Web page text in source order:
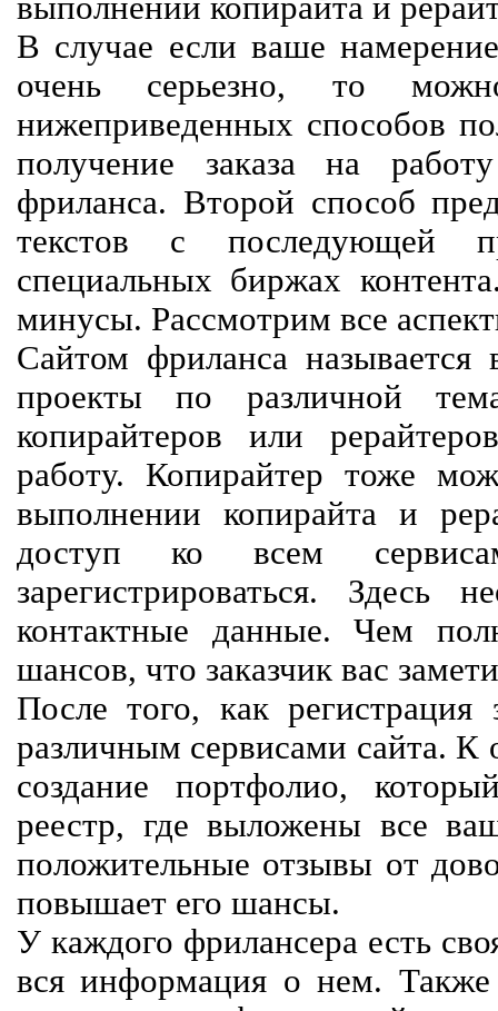
выполнении копирайта и
В случае если ваше
очень серьезно, то
нижеприведенных способов
получение заказа на
фриланса. Второй способ
текстов с последующей
специальных биржах
минусы. Рассмотрим все
Сайтом фриланса называется
проекты по различной
копирайтеров или
работу. Копирайтер тоже
выполнении копирайта и
доступ ко всем
зарегистрироваться. Здесь
контактные данные. Чем
шансов, что заказчик вас
После того, как регистрация
различным сервисами сайта. К
создание портфолио,
реестр, где выложены все
положительные отзывы от
повышает его шансы.
У каждого фрилансера есть
вся информация о нем. Также